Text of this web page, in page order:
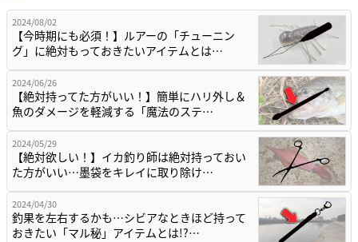
2024/08/02
【今時期にも必須！】ルアーの「チューニン
グ」に絶対もっておきたいアイテムとは…
2024/06/26
【絶対持ってた方がいい！】簡単にハリ外し＆
魚のダメージを軽減する「魔法のステ…
2024/05/29
【絶対欲しい！】イカ釣り師は絶対持っておい
た方がいい…墨袋をキレイに取り除け…
2024/04/30
釣果を左右するかも…シビアなときほど持って
おきたい「マル秘」アイテムとは!?…